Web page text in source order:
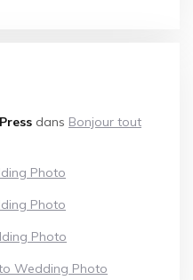
dans Bonjour tout
Photo
Photo
Photo
Wedding Photo